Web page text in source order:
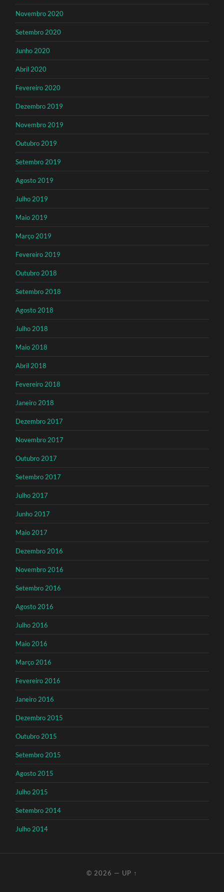
Novembro 2020
Setembro 2020
Junho 2020
Abril 2020
Fevereiro 2020
Dezembro 2019
Novembro 2019
Outubro 2019
Setembro 2019
Agosto 2019
Julho 2019
Maio 2019
Março 2019
Fevereiro 2019
Outubro 2018
Setembro 2018
Agosto 2018
Julho 2018
Maio 2018
Abril 2018
Fevereiro 2018
Janeiro 2018
Dezembro 2017
Novembro 2017
Outubro 2017
Setembro 2017
Julho 2017
Junho 2017
Maio 2017
Dezembro 2016
Novembro 2016
Setembro 2016
Agosto 2016
Julho 2016
Maio 2016
Março 2016
Fevereiro 2016
Janeiro 2016
Dezembro 2015
Outubro 2015
Setembro 2015
Agosto 2015
Julho 2015
Setembro 2014
Julho 2014
© 2026 — UP ↑